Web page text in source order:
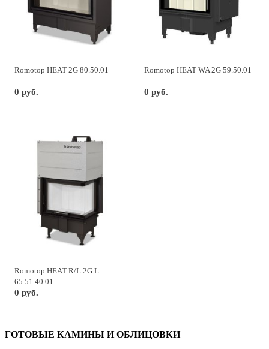
Romotop HEAT 2G 80.50.01
0 руб.
Romotop HEAT WA 2G 59.50.01
0 руб.
Romotop HEAT R/L 2G L
65.51.40.01
0 руб.
ГОТОВЫЕ КАМИНЫ И ОБЛИЦОВКИ